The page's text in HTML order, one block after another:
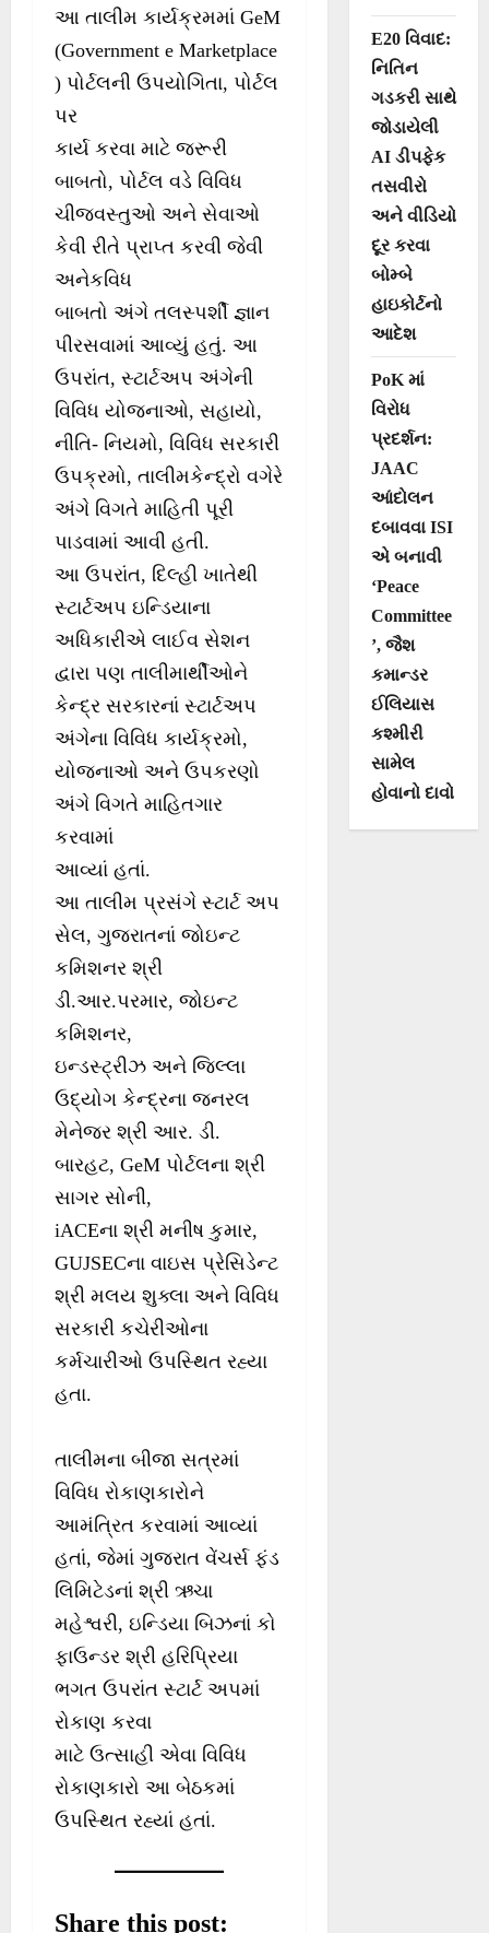
આ તાલીમ કાર્યક્રમમાં GeM
(Government e Marketplace
) પોર્ટલની ઉપયોગિતા, પોર્ટલ
પર
કાર્ય કરવા માટે જરૂરી
બાબતો, પોર્ટલ વડે વિવિધ
ચીજવસ્તુઓ અને સેવાઓ
કેવી રીતે પ્રાપ્ત કરવી જેવી
અનેકવિધ
બાબતો અંગે તલસ્પર્શી જ્ઞાન
પીરસવામાં આવ્યું હતું. આ
ઉપરાંત, સ્ટાર્ટઅપ અંગેની
વિવિધ યોજનાઓ, સહાયો,
નીતિ- નિયમો, વિવિધ સરકારી
ઉપક્રમો, તાલીમકેન્દ્રો વગેરે
અંગે વિગતે માહિતી પૂરી
પાડવામાં આવી હતી.
આ ઉપરાંત, દિલ્હી ખાતેથી
સ્ટાર્ટઅપ ઇન્ડિયાના
અધિકારીએ લાઈવ સેશન
દ્વારા પણ તાલીમાર્થીઓને
કેન્દ્ર સરકારનાં સ્ટાર્ટઅપ
અંગેના વિવિધ કાર્યક્રમો,
યોજનાઓ અને ઉપકરણો
અંગે વિગતે માહિતગાર
કરવામાં
આવ્યાં હતાં.
આ તાલીમ પ્રસંગે સ્ટાર્ટ અપ
સેલ, ગુજરાતનાં જોઇન્ટ
કમિશનર શ્રી
ડી.આર.પરમાર, જોઇન્ટ
કમિશનર,
ઇન્ડસ્ટ્રીઝ અને જિલ્લા
ઉદ્યોગ કેન્દ્રના જનરલ
મેનેજર શ્રી આર. ડી.
બારહટ, GeM પોર્ટલના શ્રી
સાગર સોની,
iACEના શ્રી મનીષ કુમાર,
GUJSECના વાઇસ પ્રેસિડેન્ટ
શ્રી મલય શુક્લા અને વિવિધ
સરકારી કચેરીઓના
કર્મચારીઓ ઉપસ્થિત રહ્યા
હતા.
તાલીમના બીજા સત્રમાં
વિવિધ રોકાણકારોને
આમંત્રિત કરવામાં આવ્યાં
હતાં, જેમાં ગુજરાત વેંચર્સ ફંડ
લિમિટેડનાં શ્રી ઋચા
મહેશ્વરી, ઇન્ડિયા બિઝનાં કો
ફાઉન્ડર શ્રી હરિપ્રિયા
ભગત ઉપરાંત સ્ટાર્ટ અપમાં
રોકાણ કરવા
માટે ઉત્સાહી એવા વિવિધ
રોકાણકારો આ બેઠકમાં
ઉપસ્થિત રહ્યાં હતાં.
Share this post:
E20 વિવાદ:
નિતિન
ગડકરી સાથે
જોડાયેલી
AI ડીપફેક
તસવીરો
અને વીડિયો
દૂર કરવા
બોમ્બે
હાઇકોર્ટનો
આદેશ
PoK માં
વિરોધ
પ્રદર્શન:
JAAC
આંદોલન
દબાવવા ISI
એ બનાવી
‘Peace
Committee
’, જૈશ
કમાન્ડર
ઈલિયાસ
કશ્મીરી
સામેલ
હોવાનો દાવો